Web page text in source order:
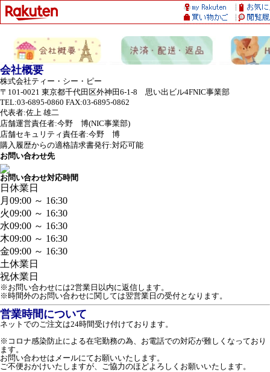
会社概要
株式会社ティー・シー・ピー
〒101-0021 東京都千代田区外神田6-1-8 思い出ビル4FNIC事業部
TEL:03-6895-0860 FAX:03-6895-0862
代表者:佐上 雄二
店舗運営責任者:今野 博(NIC事業部)
店舗セキュリティ責任者:今野 博
購入履歴からの適格請求書発行:対応可能
お問い合わせ先
お問い合わせ対応時間
日 休業日
月 09:00 ～ 16:30
火09:00 ～ 16:30
水09:00 ～ 16:30
木09:00 ～ 16:30
金09:00 ～ 16:30
土休業日
祝休業日
※お問い合わせには2営業日以内に返信します。
※時間外のお問い合わせに関しては翌営業日の受付となります。
営業時間について
ネットでのご注文は24時間受け付けております。
※コロナ感染防止による在宅勤務の為、お電話での対応が難しくなっており
ます。
お問い合わせはメールにてお願いいたします。
ご不便おかけいたしますが、ご協力のほどよろしくお願いいたします。